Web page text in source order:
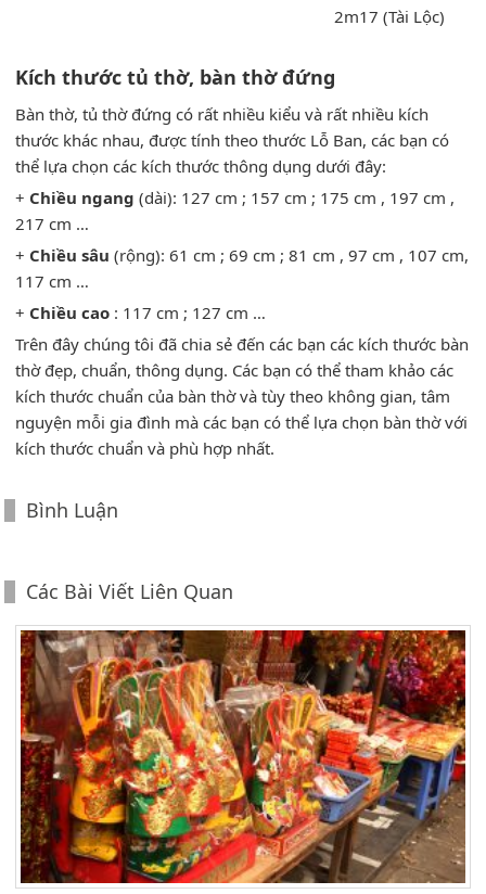
2m17 (Tài Lộc)
Kích thước tủ thờ, bàn thờ đứng
Bàn thờ, tủ thờ đứng có rất nhiều kiểu và rất nhiều kích
thước khác nhau, được tính theo thước Lỗ Ban, các bạn có
thể lựa chọn các kích thước thông dụng dưới đây:
+ Chiều ngang (dài): 127 cm ; 157 cm ; 175 cm , 197 cm ,
217 cm …
+ Chiều sâu (rộng): 61 cm ; 69 cm ; 81 cm , 97 cm , 107 cm,
117 cm …
+ Chiều cao : 117 cm ; 127 cm …
Trên đây chúng tôi đã chia sẻ đến các bạn các kích thước bàn
thờ đẹp, chuẩn, thông dụng. Các bạn có thể tham khảo các
kích thước chuẩn của bàn thờ và tùy theo không gian, tâm
nguyện mỗi gia đình mà các bạn có thể lựa chọn bàn thờ với
kích thước chuẩn và phù hợp nhất.
Bình Luận
Các Bài Viết Liên Quan